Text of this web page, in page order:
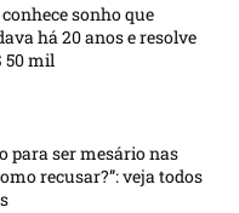
sonho que
há 20 anos e resolve
50 mil
para ser mesário nas
recusar?”: veja todos